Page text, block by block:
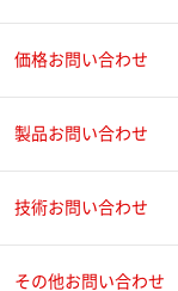
価格お問い合わせ
製品お問い合わせ
技術お問い合わせ
その他お問い合わせ